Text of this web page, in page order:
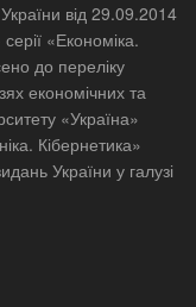
України від 29.09.2014
«Економіка.
до переліку
економічних та
«Україна»
Кібернетика»
України у галузі